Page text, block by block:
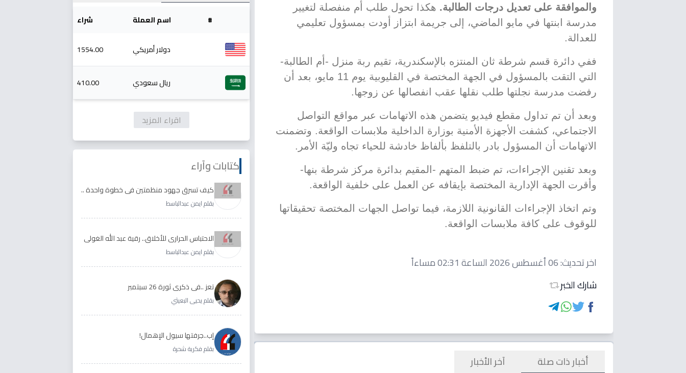
والموافقة على تعديل درجات الطالبة. هكذا تحول طلب أم منفصلة لتغيير
مدرسة ابنتها في مايو الماضي، إلى جريمة ابتزاز أودت بمسؤول تعليمي
للعدالة.
ففي دائرة قسم شرطة ثان المنتزه بالإسكندرية، تقيم ربة منزل -أم الطالبة-
التي التقت بالمسؤول في الجهة المختصة في القليوبية يوم 11 مايو، بعد أن
رفضت مدرسة نجلتها طلب نقلها عقب انفصالها عن زوجها.
وبعد أن تم تداول مقطع فيديو يتضمن هذه الاتهامات عبر مواقع التواصل
الاجتماعي، كشفت الأجهزة الأمنية بوزارة الداخلية ملابسات الواقعة. وتضمنت
الاتهامات أن المسؤول بادر بالتلفظ بألفاظ خادشة للحياء تجاه وليّة الأمر.
وبعد تقنين الإجراءات، تم ضبط المتهم -المقيم بدائرة مركز شرطة بنها-
وأقرت الجهة الإدارية المختصة بإيقافه عن العمل على خلفية الواقعة.
وتم اتخاذ الإجراءات القانونية اللازمة، فيما تواصل الجهات المختصة تحقيقاتها
للوقوف على كافة ملابسات الواقعة.
اخر تحديث:06 أغسطس 2026 الساعة 02:31 مساءاً
شارك الخبر
أخبار ذات صلة آخر الأخبار
# اسم العملة شراء
دولار أمريكي 1554.00
ريال سعودي 410.00
اقراء المزيد
كتابات وآراء
كيف تسرق جهود منظمتين في خطوة واحدة ..
الأجابة لدى رقية عبد الله الغولي وغدير طيره
بقلم ايمن عبدالباسط
الاحتباس الحراري للأخلاق.. رقية عبد الله الغولي
وغدير طيره نموذجا
بقلم ايمن عبدالباسط
تعز ..في ذكرى ثورة 26 سبتمبر
بقلم يحيى البعيثي
إب..جرفتها سيول الإهمال!
بقلم فكرية شحرة